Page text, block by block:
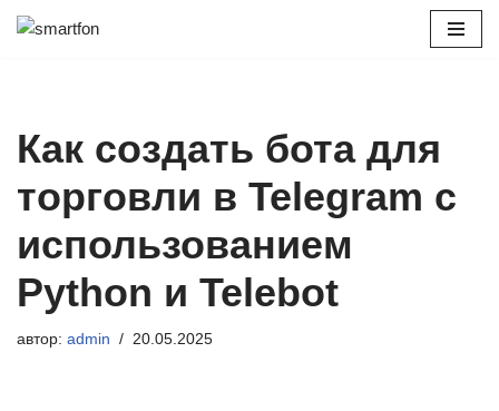
Как создать бота для
торговли в Telegram с
использованием
Python и Telebot
автор: admin 20.05.2025